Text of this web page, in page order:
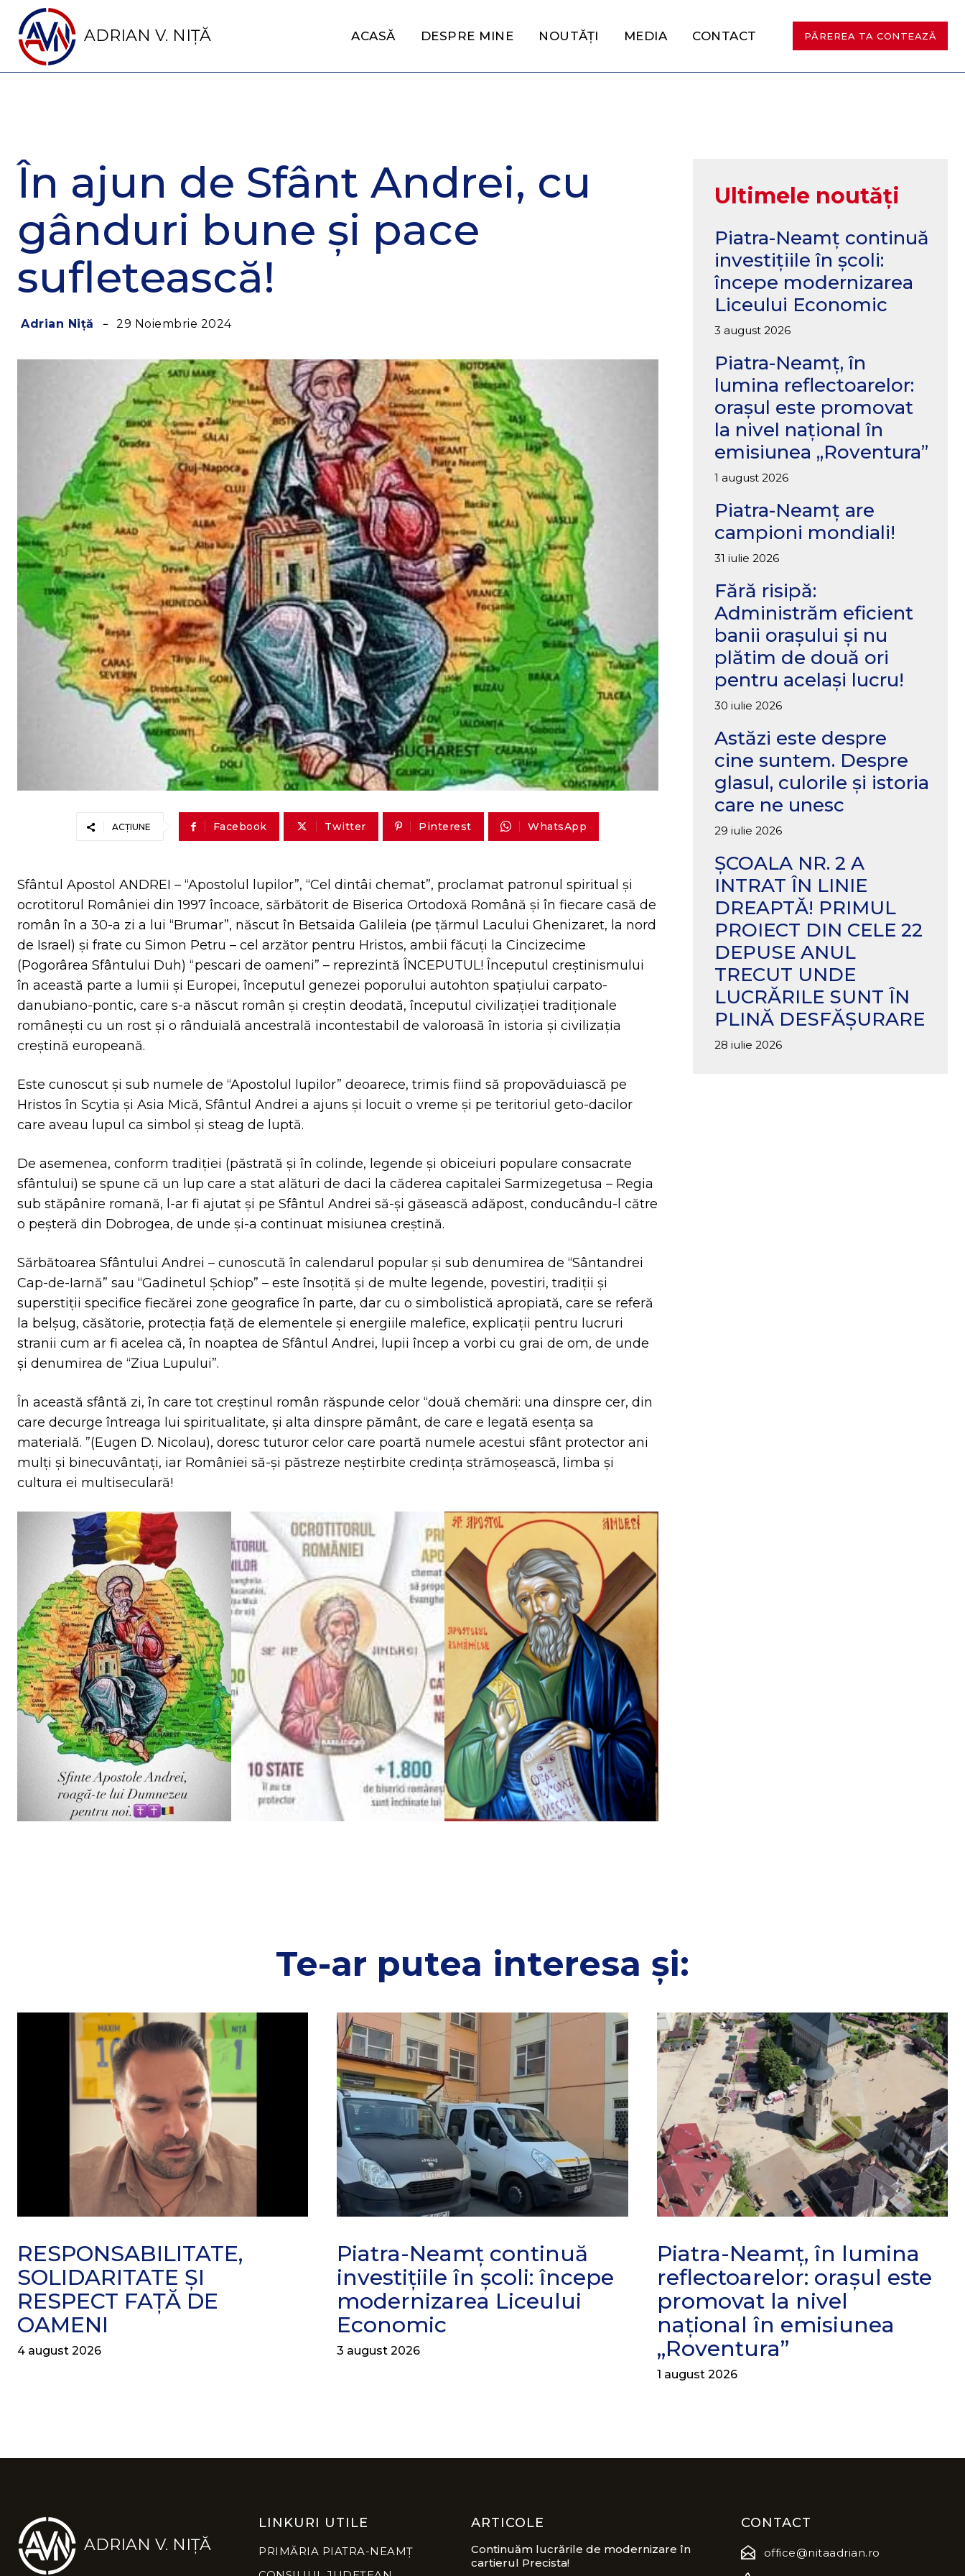
ADRIAN V. NIȚĂ ACASĂ DESPRE MINE NOUTĂȚI MEDIA CONTACT PĂREREA TA CONTEAZĂ
În ajun de Sfânt Andrei, cu
gânduri bune și pace
sufletească!
Adrian Niță 29 Noiembrie 2024
ACȚIUNE Facebook Twitter Pinterest WhatsApp
Sfântul Apostol ANDREI – “Apostolul lupilor”, “Cel dintâi chemat”, proclamat patronul spiritual și
ocrotitorul României din 1997 încoace, sărbătorit de Biserica Ortodoxă Română şi în fiecare casă de
român în a 30-a zi a lui “Brumar”, născut în Betsaida Galileia (pe ţărmul Lacului Ghenizaret, la nord
de Israel) şi frate cu Simon Petru – cel arzător pentru Hristos, ambii făcuţi la Cincizecime
(Pogorârea Sfântului Duh) “pescari de oameni” – reprezintă ÎNCEPUTUL! Începutul creştinismului
în această parte a lumii şi Europei, începutul genezei poporului autohton spaţiului carpato-
danubiano-pontic, care s-a născut român şi creştin deodată, începutul civilizaţiei tradiţionale
româneşti cu un rost şi o rânduială ancestrală incontestabil de valoroasă în istoria şi civilizaţia
creştină europeană.
Este cunoscut şi sub numele de “Apostolul lupilor” deoarece, trimis fiind să propovăduiască pe
Hristos în Scytia și Asia Mică, Sfântul Andrei a ajuns şi locuit o vreme şi pe teritoriul geto-dacilor
care aveau lupul ca simbol și steag de luptă.
De asemenea, conform tradiţiei (păstrată şi în colinde, legende şi obiceiuri populare consacrate
sfântului) se spune că un lup care a stat alături de daci la căderea capitalei Sarmizegetusa – Regia
sub stăpânire romană, l-ar fi ajutat şi pe Sfântul Andrei să-și găsească adăpost, conducându-l către
o peşteră din Dobrogea, de unde şi-a continuat misiunea creştină.
Sărbătoarea Sfântului Andrei – cunoscută în calendarul popular şi sub denumirea de “Sântandrei
Cap-de-Iarnă” sau “Gadinetul Şchiop” – este însoţită şi de multe legende, povestiri, tradiţii şi
superstiţii specifice fiecărei zone geografice în parte, dar cu o simbolistică apropiată, care se referă
la belşug, căsătorie, protecţia faţă de elementele și energiile malefice, explicaţii pentru lucruri
stranii cum ar fi acelea că, în noaptea de Sfântul Andrei, lupii încep a vorbi cu grai de om, de unde
şi denumirea de “Ziua Lupului”.
În această sfântă zi, în care tot creştinul român răspunde celor “două chemări: una dinspre cer, din
care decurge întreaga lui spiritualitate, şi alta dinspre pământ, de care e legată esenţa sa
materială. ”(Eugen D. Nicolau), doresc tuturor celor care poartă numele acestui sfânt protector ani
mulţi şi binecuvântaţi, iar României să-şi păstreze neştirbite credinţa strămoşească, limba şi
cultura ei multiseculară!
Ultimele noutăți
Piatra-Neamț continuă
investițiile în școli:
începe modernizarea
Liceului Economic
3 august 2026
Piatra-Neamț, în
lumina reflectoarelor:
orașul este promovat
la nivel național în
emisiunea „Roventura”
1 august 2026
Piatra-Neamț are
campioni mondiali!
31 iulie 2026
Fără risipă:
Administrăm eficient
banii orașului și nu
plătim de două ori
pentru același lucru!
30 iulie 2026
Astăzi este despre
cine suntem. Despre
glasul, culorile și istoria
care ne unesc
29 iulie 2026
ȘCOALA NR. 2 A
INTRAT ÎN LINIE
DREAPTĂ! PRIMUL
PROIECT DIN CELE 22
DEPUSE ANUL
TRECUT UNDE
LUCRĂRILE SUNT ÎN
PLINĂ DESFĂȘURARE
28 iulie 2026
Te-ar putea interesa și:
RESPONSABILITATE,
SOLIDARITATE ȘI
RESPECT FAȚĂ DE
OAMENI
4 august 2026
Piatra-Neamț continuă
investițiile în școli: începe
modernizarea Liceului
Economic
3 august 2026
Piatra-Neamț, în lumina
reflectoarelor: orașul este
promovat la nivel
național în emisiunea
„Roventura”
1 august 2026
ADRIAN V. NIȚĂ
LINKURI UTILE
PRIMĂRIA PIATRA-NEAMȚ
ARTICOLE
Continuăm lucrările de modernizare în
cartierul Precista!
CONTACT
office@nitaadrian.ro